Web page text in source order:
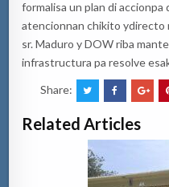
formalisa un plan diaccionpa
atencionnan chikito ydirecto
sr.Maduroy DOWriba
infrastructura pa resolve
Share:
Related Articles